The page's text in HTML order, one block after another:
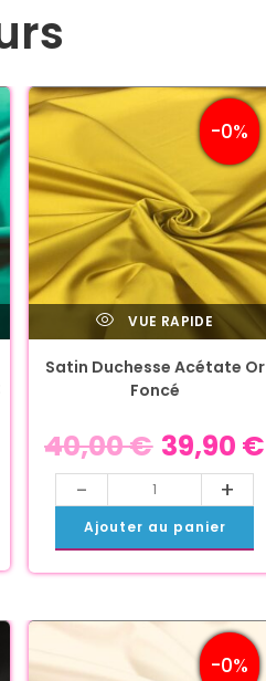
-0%
VUE RAPIDE
Satin Duchesse Acétate Or
Foncé
40,00€ 39,90 €
- +
Ajouter au panier
-0%